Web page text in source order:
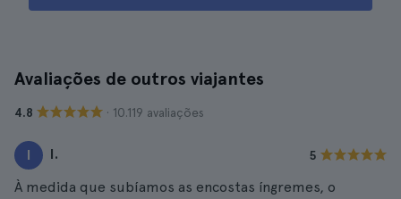
Avaliações de outros viajantes
4.8 · 10.119 avaliações
I I. 5
À medida que subíamos as encostas íngremes, o